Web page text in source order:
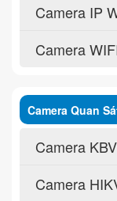
Camera IP
Camera
Camera Quan
Camera
Camera